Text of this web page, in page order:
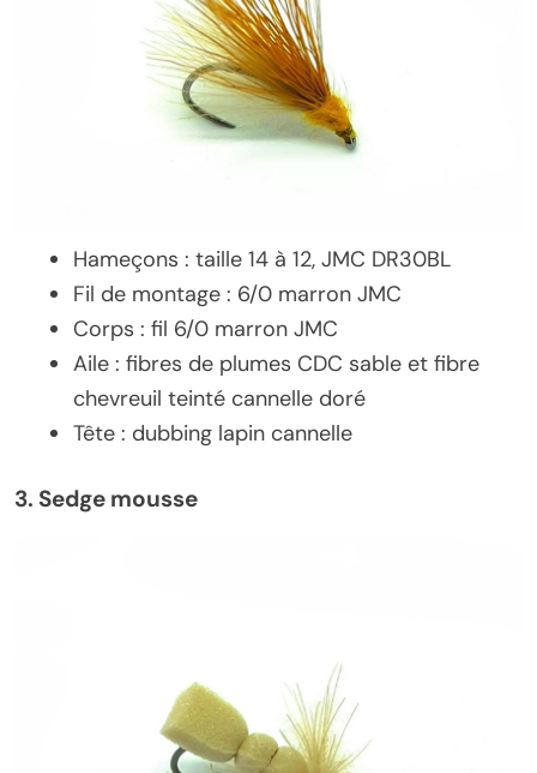
Hameçons : taille 14 à 12, JMC DR30BL
Fil de montage : 6/0 marron JMC
Corps : fil 6/0 marron JMC
Aile : fibres de plumes CDC sable et fibre
chevreuil teinté cannelle doré
Tête : dubbing lapin cannelle
3. Sedge mousse